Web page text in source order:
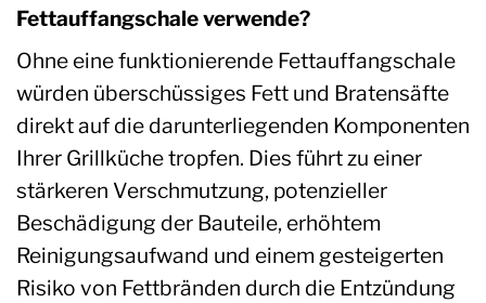
Fettauffangschale verwende?
Ohne eine funktionierende Fettauffangschale
würden überschüssiges Fett und Bratensäfte
direkt auf die darunterliegenden Komponenten
Ihrer Grillküche tropfen. Dies führt zu einer
stärkeren Verschmutzung, potenzieller
Beschädigung der Bauteile, erhöhtem
Reinigungsaufwand und einem gesteigerten
Risiko von Fettbränden durch die Entzündung